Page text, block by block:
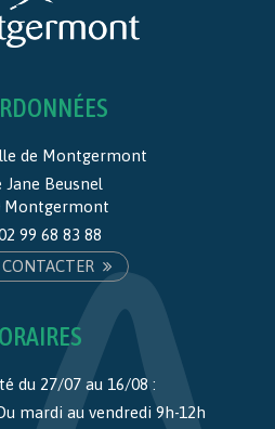
de Montgermont
Jane Beusnel
Montgermont
99 68 83 88
du 27/07 au 16/08 :
mardi au vendredi 9h-12h